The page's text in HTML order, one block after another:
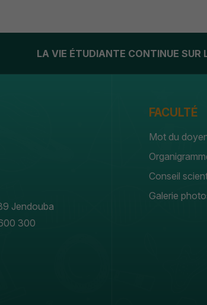
LA VIE ÉTUDIANTE CONTINUE SUR
Jendouba
300
FACULTÉ
Mot du
Conseil
Galerie